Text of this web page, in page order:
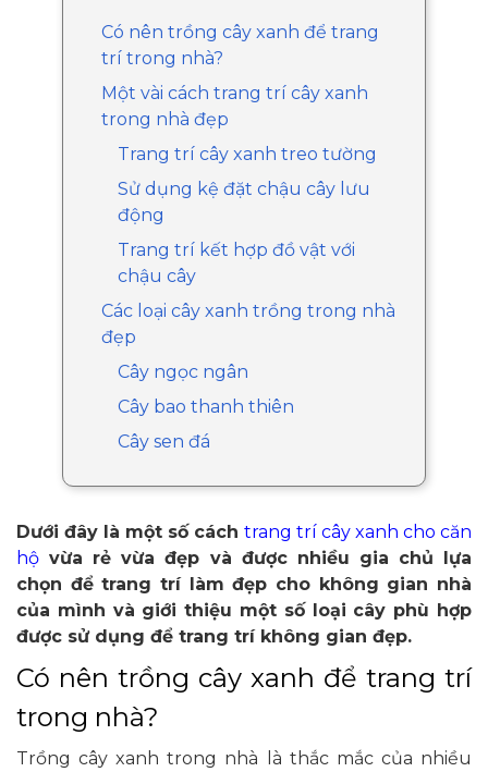
Có nên trồng cây xanh để trang
trí trong nhà?
Một vài cách trang trí cây xanh
trong nhà đẹp
Trang trí cây xanh treo tường
Sử dụng kệ đặt chậu cây lưu
động
Trang trí kết hợp đồ vật với
chậu cây
Các loại cây xanh trồng trong nhà
đẹp
Cây ngọc ngân
Cây bao thanh thiên
Cây sen đá
Dưới đây là một số cách trang trí cây xanh cho căn
hộ vừa rẻ vừa đẹp và được nhiều gia chủ lựa
chọn để trang trí làm đẹp cho không gian nhà
của mình và giới thiệu một số loại cây phù hợp
được sử dụng để trang trí không gian đẹp.
Có nên trồng cây xanh để trang trí
trong nhà?
Trồng cây xanh trong nhà là thắc mắc của nhiều